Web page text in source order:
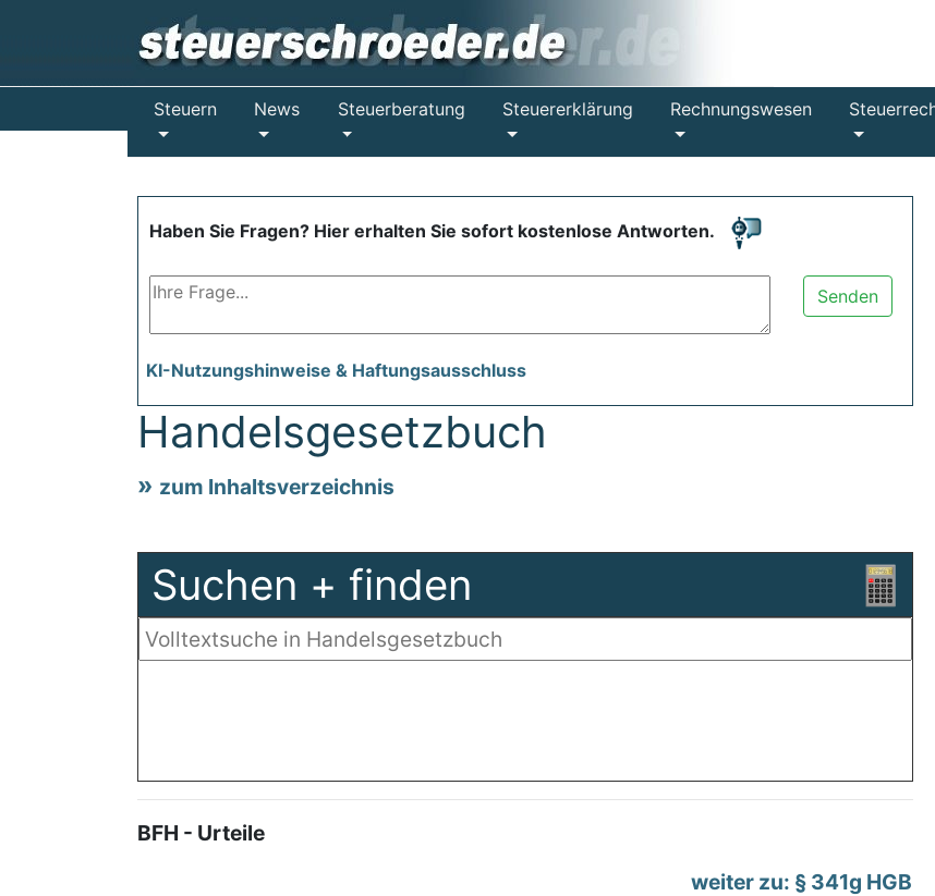
Steuern News Steuerberatung Steuererklärung Rechnungswesen
Haben Sie Fragen? Hier erhalten Sie sofort kostenlose Antworten.
Senden
KI-Nutzungshinweise & Haftungsausschluss
Handelsgesetzbuch
zum Inhaltsverzeichnis
Suchen + finden
BFH - Urteile
weiter zu: § 341g HGB